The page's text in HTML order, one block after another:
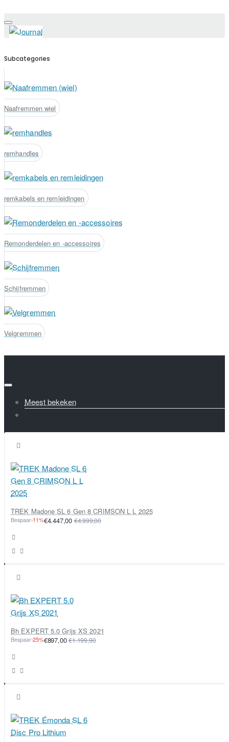
Subcategories
Naafremmen wiel
remhandles
remkabels en remleidingen
Remonderdelen en -accessoires
Schijfremmen
Velgremmen
Meest bekeken
TREK Madone SL 6 Gen 8 CRIMSON L L 2025
Bespaar-11%€4.447,00 €4.999,00
Bh EXPERT 5.0 Grijs XS 2021
Bespaar-25%€897,00 €1.199,90